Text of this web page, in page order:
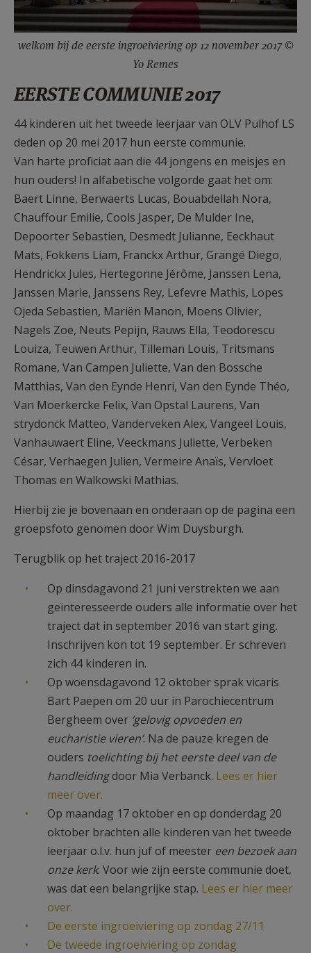
welkom bij de eerste ingroeiviering op 12 november 2017 ©
Yo Remes
EERSTE COMMUNIE 2017
44 kinderen uit het tweede leerjaar van OLV Pulhof LS
deden op 20 mei 2017 hun eerste communie.
Van harte proficiat aan die 44 jongens en meisjes en
hun ouders! In alfabetische volgorde gaat het om:
Baert Linne, Berwaerts Lucas, Bouabdellah Nora,
Chauffour Emilie, Cools Jasper, De Mulder Ine,
Depoorter Sebastien, Desmedt Julianne, Eeckhaut
Mats, Fokkens Liam, Franckx Arthur, Grangé Diego,
Hendrickx Jules, Hertegonne Jérôme, Janssen Lena,
Janssen Marie, Janssens Rey, Lefevre Mathis, Lopes
Ojeda Sebastien, Mariën Manon, Moens Olivier,
Nagels Zoë, Neuts Pepijn, Rauws Ella, Teodorescu
Louiza, Teuwen Arthur, Tilleman Louis, Tritsmans
Romane, Van Campen Juliette, Van den Bossche
Matthias, Van den Eynde Henri, Van den Eynde Théo,
Van Moerkercke Felix, Van Opstal Laurens, Van
strydonck Matteo, Vanderveken Alex, Vangeel Louis,
Vanhauwaert Eline, Veeckmans Juliette, Verbeken
César, Verhaegen Julien, Vermeire Anaïs, Vervloet
Thomas en Walkowski Mathias.
Hierbij zie je bovenaan en onderaan op de pagina een
groepsfoto genomen door Wim Duysburgh.
Terugblik op het traject 2016-2017
Op dinsdagavond 21 juni verstrekten we aan
geïnteresseerde ouders alle informatie over het
traject dat in september 2016 van start ging.
Inschrijven kon tot 19 september. Er schreven
zich 44 kinderen in.
Op woensdagavond 12 oktober sprak vicaris
Bart Paepen om 20 uur in Parochiecentrum
Bergheem over ‘gelovig opvoeden en
eucharistie vieren’. Na de pauze kregen de
ouders toelichting bij het eerste deel van de
handleidingdoor Mia Verbanck. Lees er hier
meer over.
Op maandag 17 oktober en op donderdag 20
oktober brachten alle kinderen van het tweede
leerjaar o.l.v. hun juf of meester een bezoek aan
onze kerk. Voor wie zijn eerste communie doet,
was dat een belangrijke stap. Lees er hier meer
over.
De eerste ingroeiviering op zondag 27/11
De tweede ingroeiviering op zondag